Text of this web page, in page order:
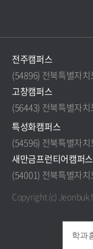
전주캠퍼스
(54896) 전북특별자
고창캠퍼스
(56443) 전북특별자
특성화캠퍼스
(54596) 전북특별자
새만금프런티어캠퍼스
(54001) 전북특별자
Copyright (c)